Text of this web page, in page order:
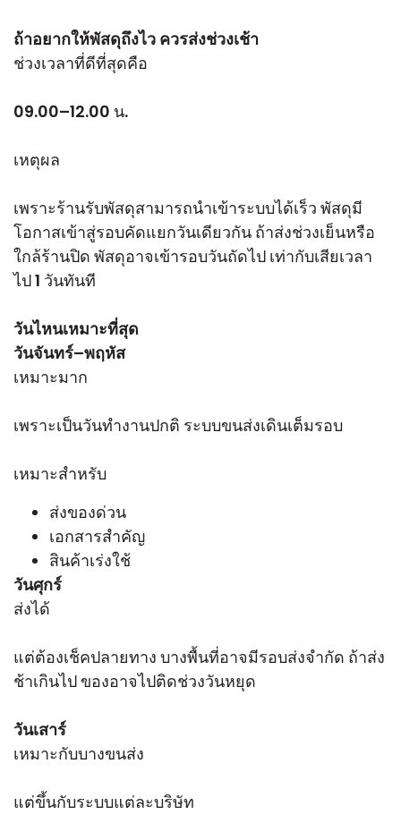
ถ้าอยากให้พัสดุถึงไว ควรส่งช่วงเช้า
ช่วงเวลาที่ดีที่สุดคือ
09.00–12.00 น.
เหตุผล
เพราะร้านรับพัสดุสามารถนำเข้าระบบได้เร็ว พัสดุมี
โอกาสเข้าสู่รอบคัดแยกวันเดียวกัน ถ้าส่งช่วงเย็นหรือ
ใกล้ร้านปิด พัสดุอาจเข้ารอบวันถัดไป เท่ากับเสียเวลา
ไป 1 วันทันที
วันไหนเหมาะที่สุด
วันจันทร์–พฤหัส
เหมาะมาก
เพราะเป็นวันทำงานปกติ ระบบขนส่งเดินเต็มรอบ
เหมาะสำหรับ
ส่งของด่วน
เอกสารสำคัญ
สินค้าเร่งใช้
วันศุกร์
ส่งได้
แต่ต้องเช็คปลายทาง บางพื้นที่อาจมีรอบส่งจำกัด ถ้าส่ง
ช้าเกินไป ของอาจไปติดช่วงวันหยุด
วันเสาร์
เหมาะกับบางขนส่ง
แต่ขึ้นกับระบบแต่ละบริษัท